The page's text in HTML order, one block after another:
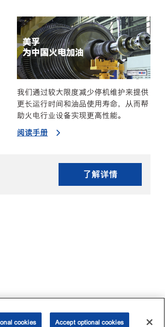
我们通过较大限度减少停机维护来提供
更长运行时间和油品使用寿命，从而帮
助火电行业设备实现更高性能。
阅读手册
了解详情
cookies Accept optional cookies